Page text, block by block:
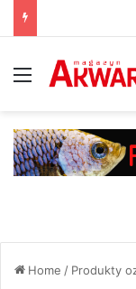
Menu
Home / Produkty